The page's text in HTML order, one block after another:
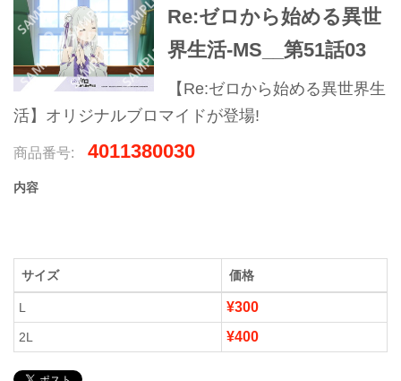
Re:ゼロから始める異世
界生活-MS__第51話03
【Re:ゼロから始める異世界生
活】オリジナルブロマイドが登場!
商品番号: 4011380030
内容
サイズ 価格
L ¥300
2L ¥400